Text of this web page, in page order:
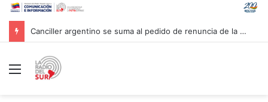
Canciller argentino se suma al pedido de renuncia de la vicepresidenta Villarruel
Menú